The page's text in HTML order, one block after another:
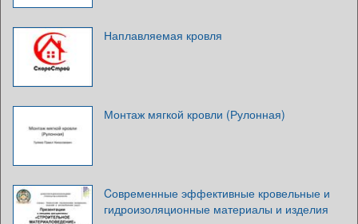
Наплавляемая кровля
Монтаж мягкой кровли (Рулонная)
Cовременные эффективные кровельные и
гидроизоляционные материалы и изделия